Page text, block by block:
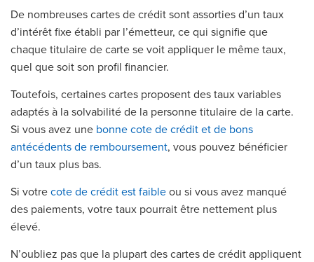
De nombreuses cartes de crédit sont assorties d’un taux
d’intérêt fixe établi par l’émetteur, ce qui signifie que
chaque titulaire de carte se voit appliquer le même taux,
quel que soit son profil financier.
Toutefois, certaines cartes proposent des taux variables
adaptés à la solvabilité de la personne titulaire de la carte.
Si vous avez une bonne cote de crédit et de bons
antécédents de remboursement, vous pouvez bénéficier
d’un taux plus bas.
Si votre cote de crédit est faible ou si vous avez manqué
des paiements, votre taux pourrait être nettement plus
élevé.
N’oubliez pas que la plupart des cartes de crédit appliquent